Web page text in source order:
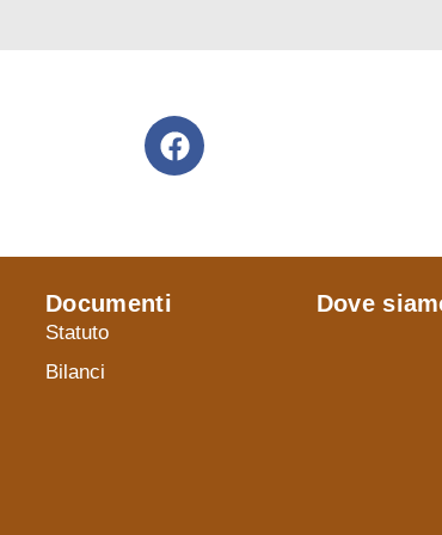
Documenti
Statuto
Bilanci
Dove